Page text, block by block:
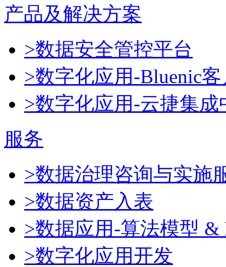
产品及解决方案
>数据安全管控平台
>数字化应用-Bluenic
>数字化应用-云捷集成
服务
>数据治理咨询与实施
>数据资产入表
>数据应用-算法模型 &
>数字化应用开发